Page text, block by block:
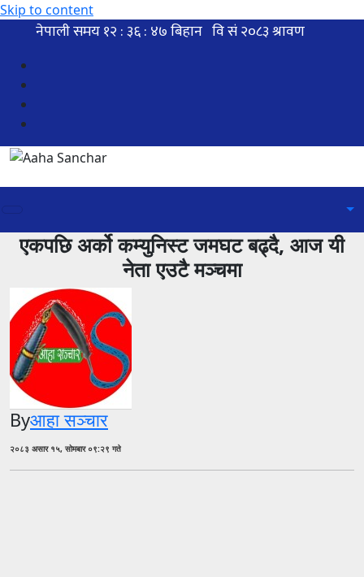
Skip to content
एकपछि अर्को कम्युनिस्ट जमघट बढ्दै, आज यी
नेता एउटै मञ्चमा
Byआहा सञ्चार
२०८३ असार १५, सोमबार ०९:२९ गते